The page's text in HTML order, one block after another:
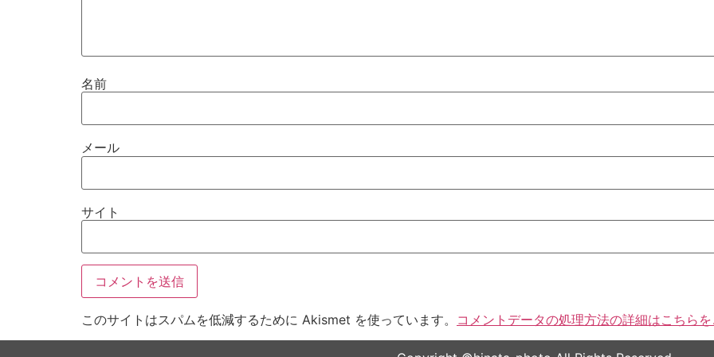
名前
メール
サイト
このサイトはスパムを低減するために Akismet を使っています。 コメントデータの処理方法の詳細はこちら